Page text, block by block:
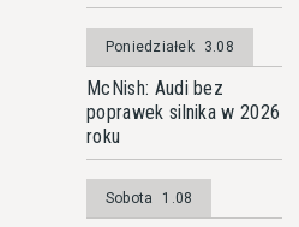
Poniedziałek 3.08
McNish: Audi bez
poprawek silnika w 2026
roku
Sobota 1.08